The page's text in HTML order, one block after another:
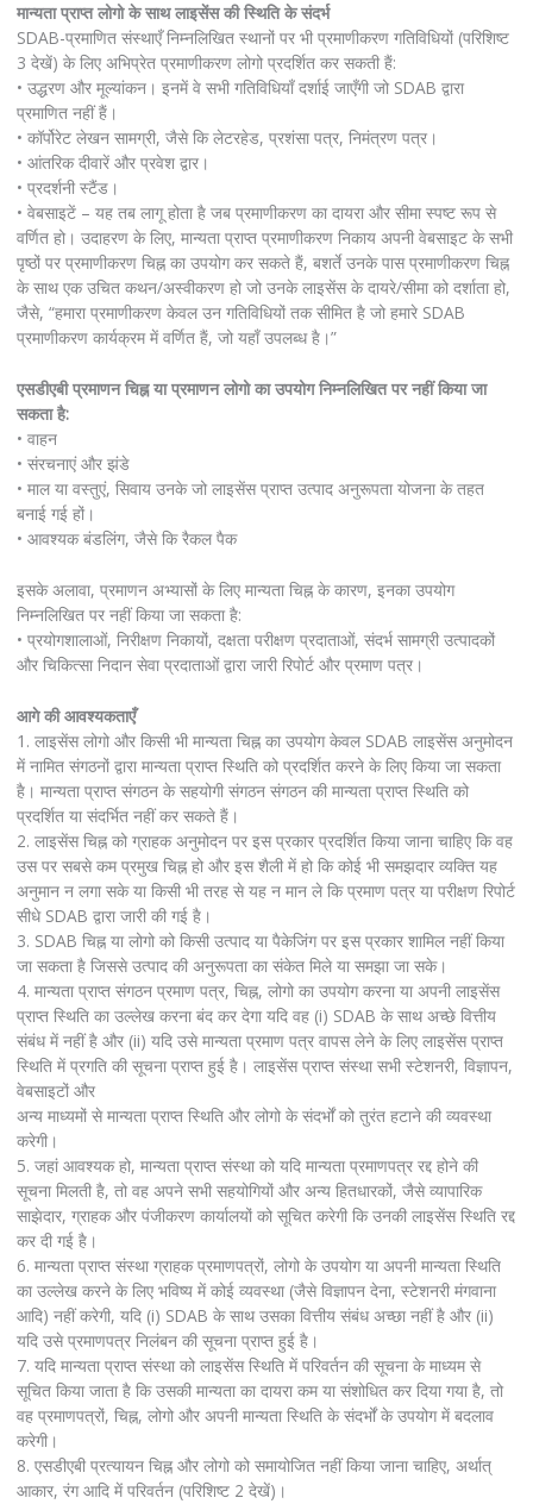
मान्यता प्राप्त लोगो के साथ लाइसेंस की स्थिति के संदर्भ
SDAB-प्रमाणित संस्थाएँ निम्नलिखित स्थानों पर भी प्रमाणीकरण गतिविधियों (परिशिष्ट
3 देखें) के लिए अभिप्रेत प्रमाणीकरण लोगो प्रदर्शित कर सकती हैं:
• उद्धरण और मूल्यांकन। इनमें वे सभी गतिविधियाँ दर्शाई जाएँगी जो SDAB द्वारा
प्रमाणित नहीं हैं।
• कॉर्पोरेट लेखन सामग्री, जैसे कि लेटरहेड, प्रशंसा पत्र, निमंत्रण पत्र।
• आंतरिक दीवारें और प्रवेश द्वार।
• प्रदर्शनी स्टैंड।
• वेबसाइटें – यह तब लागू होता है जब प्रमाणीकरण का दायरा और सीमा स्पष्ट रूप से
वर्णित हो। उदाहरण के लिए, मान्यता प्राप्त प्रमाणीकरण निकाय अपनी वेबसाइट के सभी
पृष्ठों पर प्रमाणीकरण चिह्न का उपयोग कर सकते हैं, बशर्ते उनके पास प्रमाणीकरण चिह्न
के साथ एक उचित कथन/अस्वीकरण हो जो उनके लाइसेंस के दायरे/सीमा को दर्शाता हो,
जैसे, “हमारा प्रमाणीकरण केवल उन गतिविधियों तक सीमित है जो हमारे SDAB
प्रमाणीकरण कार्यक्रम में वर्णित हैं, जो यहाँ उपलब्ध है।”
एसडीएबी प्रमाणन चिह्न या प्रमाणन लोगो का उपयोग निम्नलिखित पर नहीं किया जा
सकता है:
• वाहन
• संरचनाएं और झंडे
• माल या वस्तुएं, सिवाय उनके जो लाइसेंस प्राप्त उत्पाद अनुरूपता योजना के तहत
बनाई गई हों।
• आवश्यक बंडलिंग, जैसे कि रैकल पैक
इसके अलावा, प्रमाणन अभ्यासों के लिए मान्यता चिह्न के कारण, इनका उपयोग
निम्नलिखित पर नहीं किया जा सकता है:
• प्रयोगशालाओं, निरीक्षण निकायों, दक्षता परीक्षण प्रदाताओं, संदर्भ सामग्री उत्पादकों
और चिकित्सा निदान सेवा प्रदाताओं द्वारा जारी रिपोर्ट और प्रमाण पत्र।
आगे की आवश्यकताएँ
1. लाइसेंस लोगो और किसी भी मान्यता चिह्न का उपयोग केवल SDAB लाइसेंस अनुमोदन
में नामित संगठनों द्वारा मान्यता प्राप्त स्थिति को प्रदर्शित करने के लिए किया जा सकता
है। मान्यता प्राप्त संगठन के सहयोगी संगठन संगठन की मान्यता प्राप्त स्थिति को
प्रदर्शित या संदर्भित नहीं कर सकते हैं।
2. लाइसेंस चिह्न को ग्राहक अनुमोदन पर इस प्रकार प्रदर्शित किया जाना चाहिए कि वह
उस पर सबसे कम प्रमुख चिह्न हो और इस शैली में हो कि कोई भी समझदार व्यक्ति यह
अनुमान न लगा सके या किसी भी तरह से यह न मान ले कि प्रमाण पत्र या परीक्षण रिपोर्ट
सीधे SDAB द्वारा जारी की गई है।
3. SDAB चिह्न या लोगो को किसी उत्पाद या पैकेजिंग पर इस प्रकार शामिल नहीं किया
जा सकता है जिससे उत्पाद की अनुरूपता का संकेत मिले या समझा जा सके।
4. मान्यता प्राप्त संगठन प्रमाण पत्र, चिह्न, लोगो का उपयोग करना या अपनी लाइसेंस
प्राप्त स्थिति का उल्लेख करना बंद कर देगा यदि वह (i) SDAB के साथ अच्छे वित्तीय
संबंध में नहीं है और (ii) यदि उसे मान्यता प्रमाण पत्र वापस लेने के लिए लाइसेंस प्राप्त
स्थिति में प्रगति की सूचना प्राप्त हुई है। लाइसेंस प्राप्त संस्था सभी स्टेशनरी, विज्ञापन,
वेबसाइटों और
अन्य माध्यमों से मान्यता प्राप्त स्थिति और लोगो के संदर्भों को तुरंत हटाने की व्यवस्था
करेगी।
5. जहां आवश्यक हो, मान्यता प्राप्त संस्था को यदि मान्यता प्रमाणपत्र रद्द होने की
सूचना मिलती है, तो वह अपने सभी सहयोगियों और अन्य हितधारकों, जैसे व्यापारिक
साझेदार, ग्राहक और पंजीकरण कार्यालयों को सूचित करेगी कि उनकी लाइसेंस स्थिति रद्द
कर दी गई है।
6. मान्यता प्राप्त संस्था ग्राहक प्रमाणपत्रों, लोगो के उपयोग या अपनी मान्यता स्थिति
का उल्लेख करने के लिए भविष्य में कोई व्यवस्था (जैसे विज्ञापन देना, स्टेशनरी मंगवाना
आदि) नहीं करेगी, यदि (i) SDAB के साथ उसका वित्तीय संबंध अच्छा नहीं है और (ii)
यदि उसे प्रमाणपत्र निलंबन की सूचना प्राप्त हुई है।
7. यदि मान्यता प्राप्त संस्था को लाइसेंस स्थिति में परिवर्तन की सूचना के माध्यम से
सूचित किया जाता है कि उसकी मान्यता का दायरा कम या संशोधित कर दिया गया है, तो
वह प्रमाणपत्रों, चिह्न, लोगो और अपनी मान्यता स्थिति के संदर्भों के उपयोग में बदलाव
करेगी।
8. एसडीएबी प्रत्यायन चिह्न और लोगो को समायोजित नहीं किया जाना चाहिए, अर्थात्
आकार, रंग आदि में परिवर्तन (परिशिष्ट 2 देखें)।